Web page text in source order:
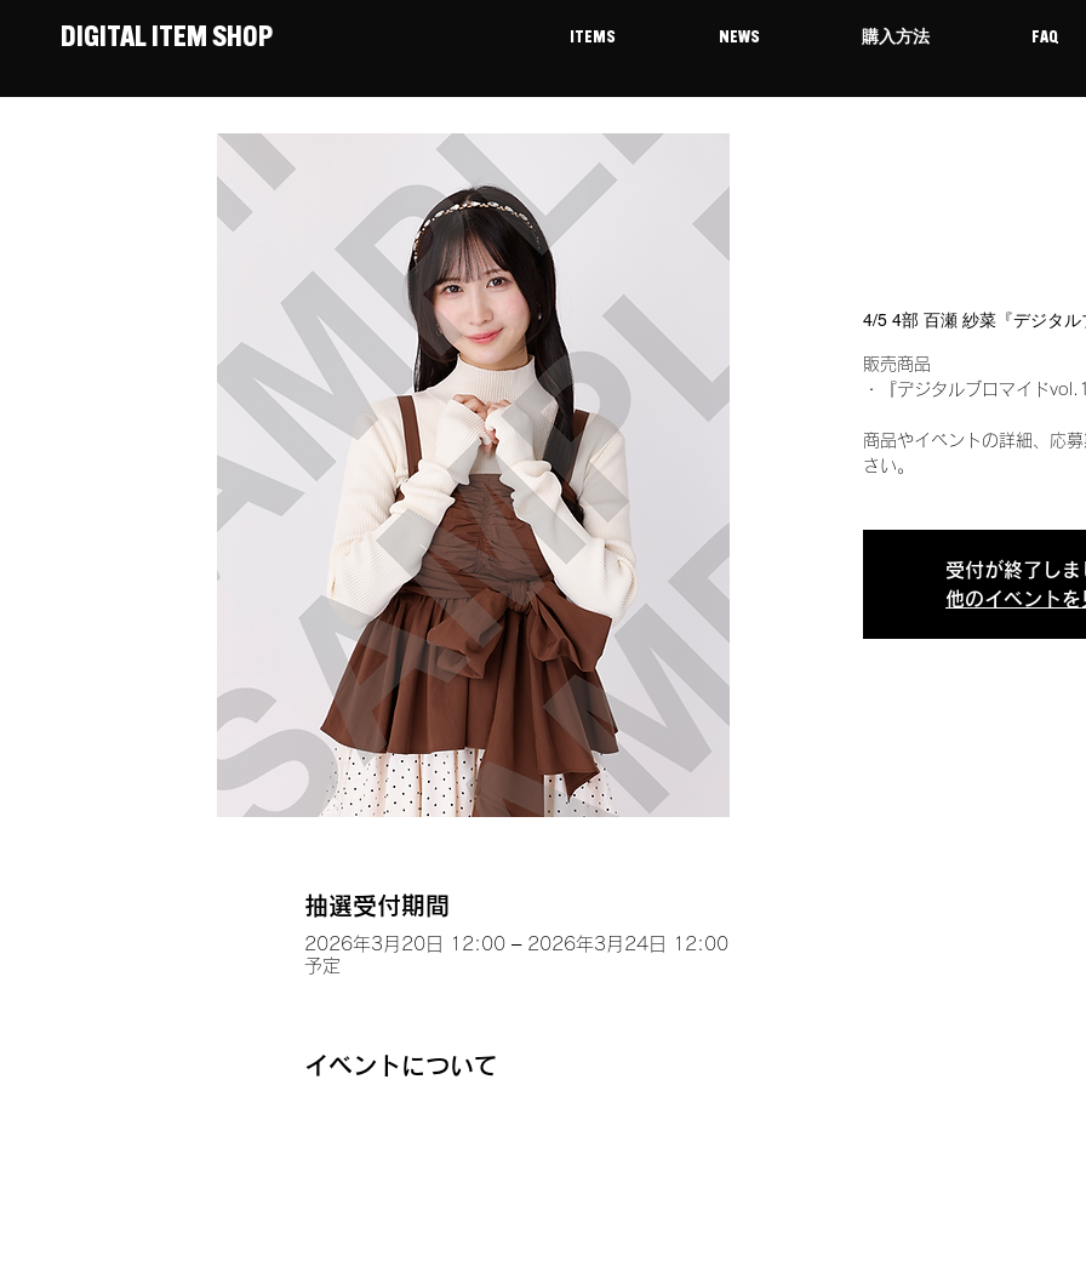
DIGITAL ITEM SHOP ITEMS NEWS 購入方法 FAQ
4/5 4部 百瀬 紗菜『デジタ
販売商品
・『デジタルブロマイド
商品やイベントの詳細、応
さい。
受付が終了しま
他のイベントを
抽選受付期間
2026年3月20日 12:00 – 2026年3月24日 12:00
予定
イベントについて